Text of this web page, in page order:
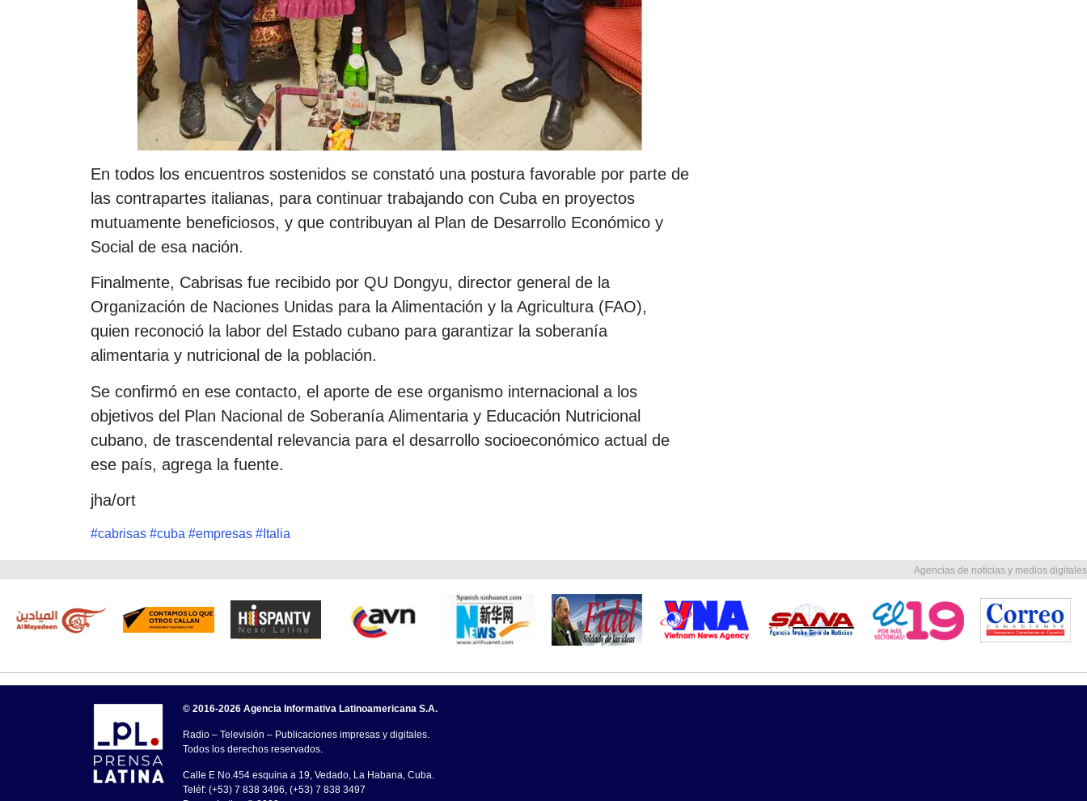
En todos los encuentros sostenidos se constató una postura favorable por parte de
las contrapartes italianas, para continuar trabajando con Cuba en proyectos
mutuamente beneficiosos, y que contribuyan al Plan de Desarrollo Económico y
Social de esa nación.
Finalmente, Cabrisas fue recibido por QU Dongyu, director general de la
Organización de Naciones Unidas para la Alimentación y la Agricultura (FAO),
quien reconoció la labor del Estado cubano para garantizar la soberanía
alimentaria y nutricional de la población.
Se confirmó en ese contacto, el aporte de ese organismo internacional a los
objetivos del Plan Nacional de Soberanía Alimentaria y Educación Nutricional
cubano, de trascendental relevancia para el desarrollo socioeconómico actual de
ese país, agrega la fuente.
jha/ort
#cabrisas #cuba #empresas # Italia
Agencias de noticias y medios digitales
© 2016-2026 Agencia Informativa Latinoamericana S.A.
Radio – Televisión – Publicaciones impresas y digitales.
Todos los derechos reservados.
Calle E No.454 esquina a 19, Vedado, La Habana, Cuba.
Teléf: (+53) 7 838 3496, (+53) 7 838 3497